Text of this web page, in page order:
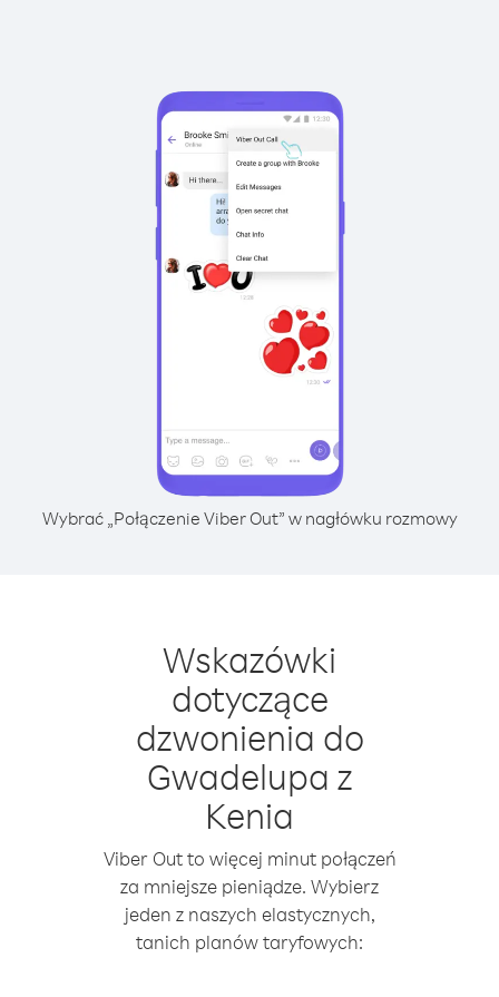
Wybrać „Połączenie Viber Out” w nagłówku rozmowy
Wskazówki
dotyczące
dzwonienia do
Gwadelupa z
Kenia
Viber Out to więcej minut połączeń
za mniejsze pieniądze. Wybierz
jeden z naszych elastycznych,
tanich planów taryfowych: